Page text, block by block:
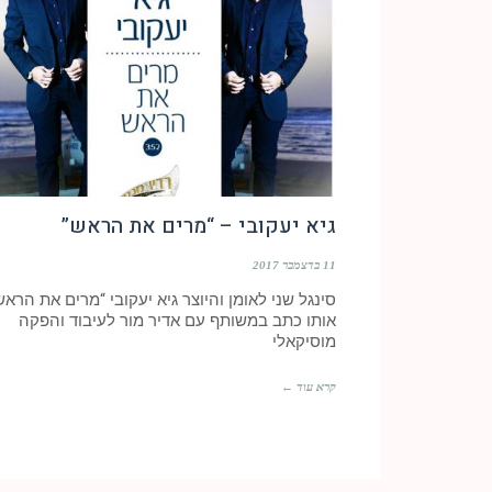
גיא יעקובי – “מרים את הראש”
11 בדצמבר 2017
סינגל שני לאומן והיוצר גיא יעקובי “מרים את
אותו כתב במשותף עם אדיר מור לעיבוד והפקה
מוסיקאלי
קרא עוד ←